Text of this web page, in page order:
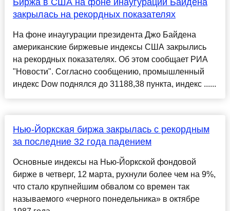
Биржа в США на фоне инаугурации Байдена
закрылась на рекордных показателях
На фоне инаугурации президента Джо Байдена
американские биржевые индексы США закрылись
на рекордных показателях. Об этом сообщает РИА
"Новости". Согласно сообщению, промышленный
индекс Dow поднялся до 31188,38 пункта, индекс ......
Нью-Йоркская биржа закрылась с рекордным
за последние 32 года падением
Основные индексы на Нью-Йоркской фондовой
бирже в четверг, 12 марта, рухнули более чем на 9%,
что стало крупнейшим обвалом со времен так
называемого «черного понедельника» в октябре